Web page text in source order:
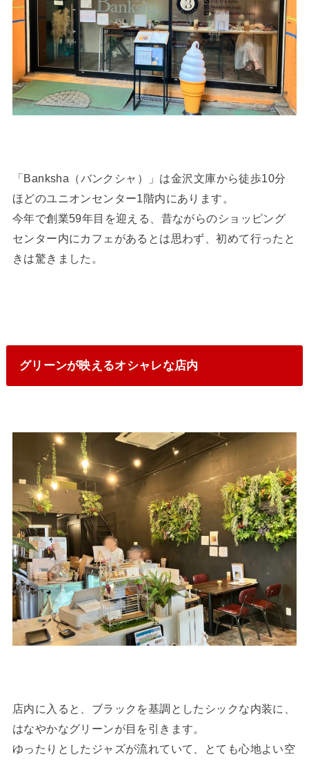
「Banksha（バンクシャ）」は金沢文庫から徒歩10分
ほどのユニオンセンター1階内にあります。
今年で創業59年目を迎える、昔ながらのショッピング
センター内にカフェがあるとは思わず、初めて行ったと
きは驚きました。
グリーンが映えるオシャレな店内
店内に入ると、ブラックを基調としたシックな内装に、
はなやかなグリーンが目を引きます。
ゆったりとしたジャズが流れていて、とても心地よい空